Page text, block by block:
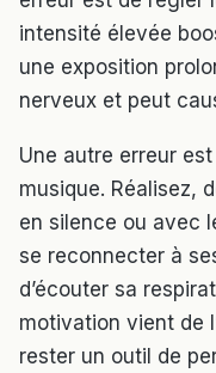
intensité élevée
une exposition
nerveux et peut
Une autre erreur
musique. Réalisez,
en silence ou avec
se reconnecter à
d’écouter sa
motivation vient de
rester un outil de